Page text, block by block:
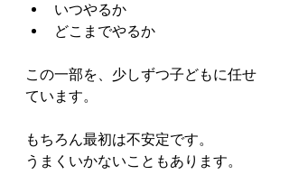
いつやるか
どこまでやるか
この一部を、少しずつ子どもに任せ
ています。
もちろん最初は不安定です。
うまくいかないこともあります。